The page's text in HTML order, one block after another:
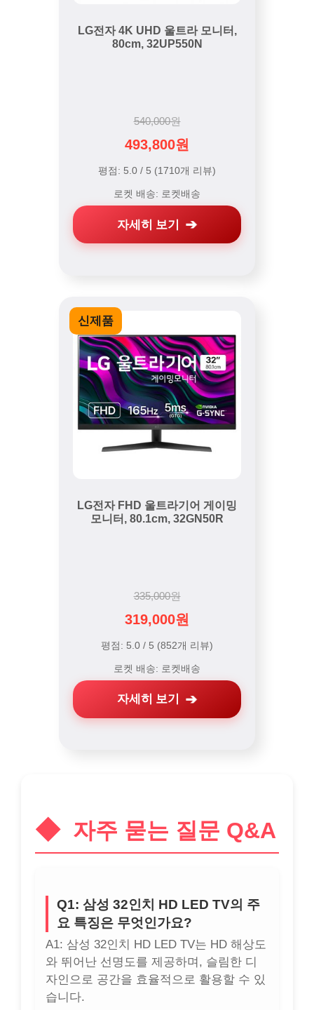
LG전자 4K UHD 울트라 모니터,
80cm, 32UP550N
540,000원
493,800원
평점: 5.0 / 5 (1710개 리뷰)
로켓 배송: 로켓배송
자세히 보기
신제품
LG전자 FHD 울트라기어 게이밍
모니터, 80.1cm, 32GN50R
335,000원
319,000원
평점: 5.0 / 5 (852개 리뷰)
로켓 배송: 로켓배송
자세히 보기
자주 묻는 질문 Q&A
Q1: 삼성 32인치 HD LED TV의 주
요 특징은 무엇인가요?
A1: 삼성 32인치 HD LED TV는 HD 해상도
와 뛰어난 선명도를 제공하며, 슬림한 디
자인으로 공간을 효율적으로 활용할 수 있
습니다.